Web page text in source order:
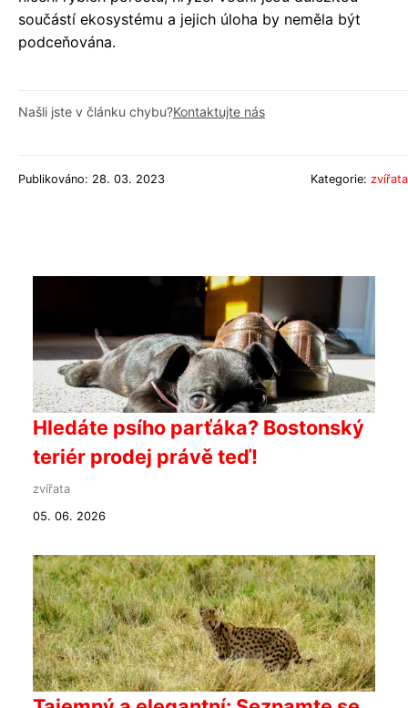
součástí ekosystému a jejich úloha by neměla být
podceňována.
Našli jste v článku chybu?Kontaktujte nás
Publikováno: 28. 03. 2023 Kategorie: zvířata
Hledáte psího parťáka? Bostonský
teriér prodej právě teď!
zvířata
05. 06. 2026